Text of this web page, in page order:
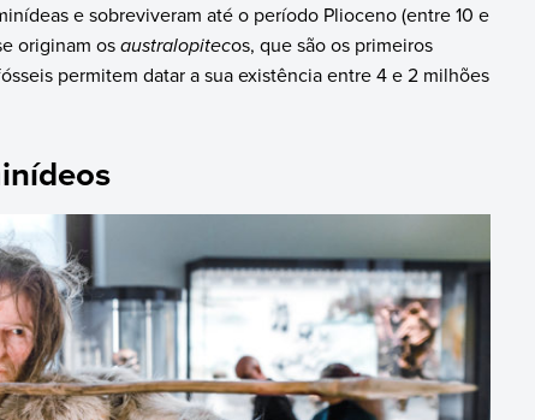
e sobreviveram até o período Plioceno (entre 10 e
originam osaustralopitecos, que são os primeiros
permitem datar a sua existência entre 4 e 2 milhões